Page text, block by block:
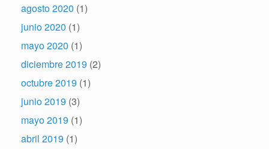
agosto 2020 (1)
junio 2020 (1)
mayo 2020 (1)
diciembre 2019 (2)
octubre 2019 (1)
junio 2019 (3)
mayo 2019 (1)
abril 2019 (1)